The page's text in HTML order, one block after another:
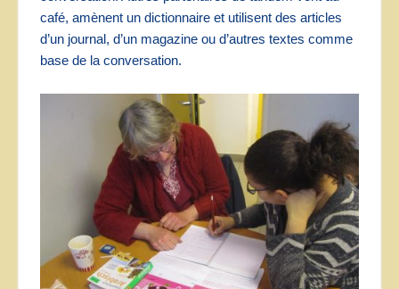
café, amènent un dictionnaire et utilisent des articles
d’un journal, d’un magazine ou d’autres textes comme
base de la conversation.